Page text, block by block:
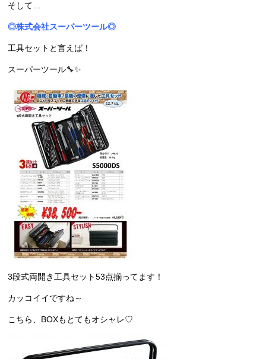
そして…
◎株式会社スーパーツール◎
工具セットと言えば！
スーパーツール🔧✨
3段式両開き工具セット53点揃ってます！
カッコイイですね～
こちら、BOXもとてもオシャレ♡